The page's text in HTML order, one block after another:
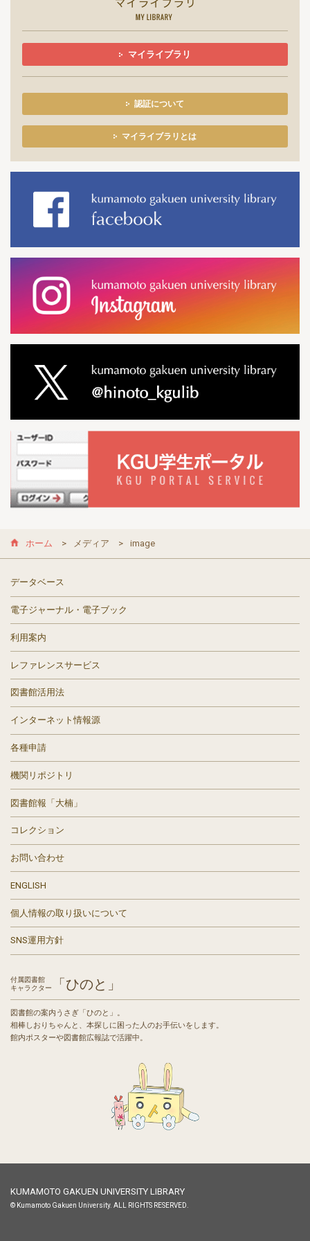
マイライブラリ
認証について
マイライブラリとは
ホーム メディア image
データベース
電子ジャーナル・電子ブック
利用案内
レファレンスサービス
図書館活用法
インターネット情報源
各種申請
機関リポジトリ
図書館報「大楠」
コレクション
お問い合わせ
ENGLISH
個人情報の取り扱いについて
SNS運用方針
付属図書館
キャラクター
「ひのと」
図書館の案内うさぎ「ひのと」。
相棒しおりちゃんと、本探しに困った人のお手伝いをします。
館内ポスターや図書館広報誌で活躍中。
KUMAMOTO GAKUEN UNIVERSITY LIBRARY
© Kumamoto Gakuen University. ALL RIGHTS RESERVED.